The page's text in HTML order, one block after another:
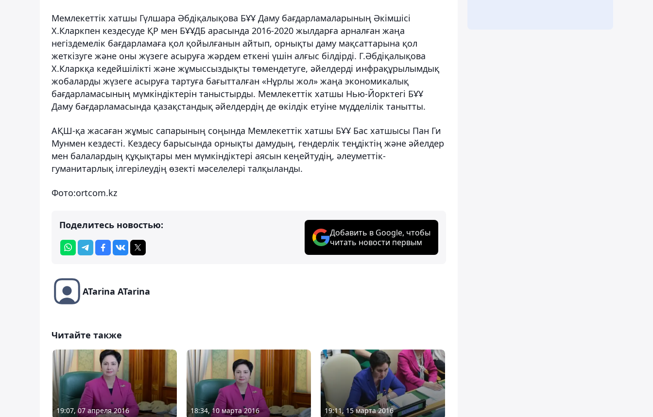
Мемлекеттік хатшы Гүлшара Әбдіқалықова БҰҰ Даму бағдарламаларының Әкімшісі
Х.Кларкпен кездесуде ҚР мен БҰҰДБ арасында 2016-2020 жылдарға арналған жаңа
негіздемелік бағдарламаға қол қойылғанын айтып, орнықты даму мақсаттарына қол
жеткізуге және оны жүзеге асыруға жәрдем еткені үшін алғыс білдірді. Г.Әбдіқалықова
Х.Кларкқа кедейшілікті және жұмыссыздықты төмендетуге, әйелдерді инфрақұрылымдық
жобаларды жүзеге асыруға тартуға бағытталған «Нұрлы жол» жаңа экономикалық
бағдарламасының мүмкіндіктерін таныстырды. Мемлекеттік хатшы Нью-Йорктегі БҰҰ
Даму бағдарламасында қазақстандық әйелдердің де өкілдік етуіне мүдделілік танытты.
АҚШ-қа жасаған жұмыс сапарының соңында Мемлекеттік хатшы БҰҰ Бас хатшысы Пан Ги
Мунмен кездесті. Кездесу барысында орнықты дамудың, гендерлік теңдіктің және әйелдер
мен балалардың құқықтары мен мүмкіндіктері аясын кеңейтудің, әлеуметтік-
гуманитарлық ілгерілеудің өзекті мәселелері талқыланды.
Фото:ortcom.kz
Поделитесь новостью:
Добавить в Google, чтобы
читать новости первым
ATarina ATarina
Читайте также
19:07, 07 апреля 2016 18:34, 10 марта 2016 19:11, 15 марта 2016